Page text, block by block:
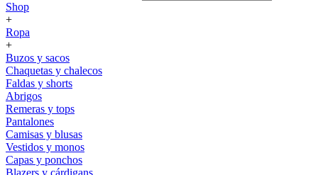
Shop
+
Ropa
+
Buzos y sacos
Chaquetas y chalecos
Faldas y shorts
Abrigos
Remeras y tops
Pantalones
Camisas y blusas
Vestidos y monos
Capas y ponchos
Blazers y cárdigans